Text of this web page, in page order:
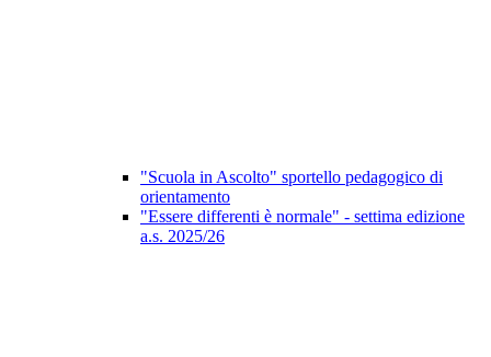
"Scuola in Ascolto" sportello pedagogico di
orientamento
"Essere differenti è normale" - settima edizione
a.s. 2025/26